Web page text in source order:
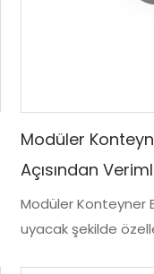
Modüler
Açısından
Modüler Konteyner
uyacak şekilde